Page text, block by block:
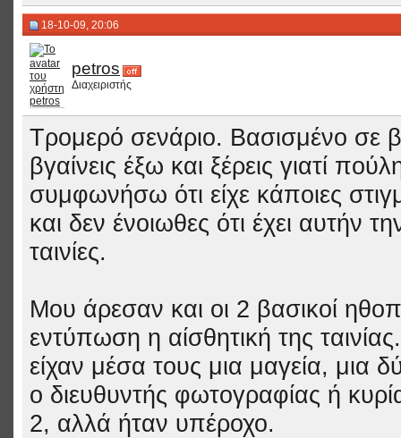
18-10-09, 20:06
petros
Διαχειριστής
Τρομερό σενάριο. Βασισμένο σε
βγαίνεις έξω και ξέρεις γιατί
συμφωνήσω ότι είχε κάποιες
και δεν ένοιωθες ότι έχει αυτήν
ταινίες.
Μου άρεσαν και οι 2 βασικοί
εντύπωση η αίσθητική της
είχαν μέσα τους μια μαγεία, μια
ο διευθυντής φωτογραφίας ή
2, αλλά ήταν υπέροχο.